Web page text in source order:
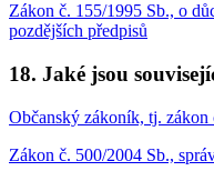
Zákon č. 155/1995 Sb., o
pozdějších předpisů
18. Jaké jsou
Občanský zákoník, tj. zákon
Zákon č. 500/2004 Sb.,